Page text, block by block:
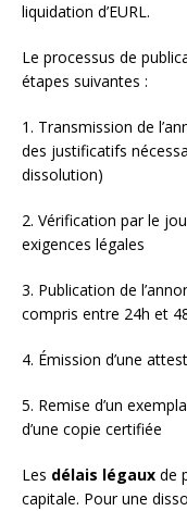
liquidation d’EURL.
Le processus de
étapes suivantes :
1. Transmission de
des justificatifs
dissolution)
2. Vérification par le
exigences légales
3. Publication de
compris entre 24h et
4. Émission d’une
5. Remise d’un
d’une copie certifiée
Les délais légaux de
capitale. Pour une